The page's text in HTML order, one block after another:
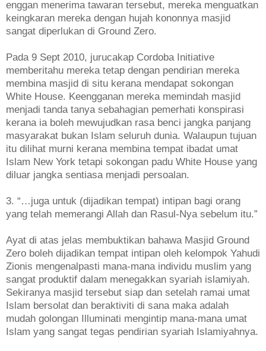
enggan menerima tawaran tersebut, mereka menguatkan
keingkaran mereka dengan hujah kononnya masjid
sangat diperlukan di Ground Zero.
Pada 9 Sept 2010, jurucakap Cordoba Initiative
memberitahu mereka tetap dengan pendirian mereka
membina masjid di situ kerana mendapat sokongan
White House. Keengganan mereka memindah masjid
menjadi tanda tanya sebahagian pemerhati konspirasi
kerana ia boleh mewujudkan rasa benci jangka panjang
masyarakat bukan Islam seluruh dunia. Walaupun tujuan
itu dilihat murni kerana membina tempat ibadat umat
Islam New York tetapi sokongan padu White House yang
diluar jangka sentiasa menjadi persoalan.
3. “…juga untuk (dijadikan tempat) intipan bagi orang
yang telah memerangi Allah dan Rasul-Nya sebelum itu.”
Ayat di atas jelas membuktikan bahawa Masjid Ground
Zero boleh dijadikan tempat intipan oleh kelompok Yahudi
Zionis mengenalpasti mana-mana individu muslim yang
sangat produktif dalam menegakkan syariah islamiyah.
Sekiranya masjid tersebut siap dan setelah ramai umat
Islam bersolat dan beraktiviti di sana maka adalah
mudah golongan Illuminati mengintip mana-mana umat
Islam yang sangat tegas pendirian syariah Islamiyahnya.